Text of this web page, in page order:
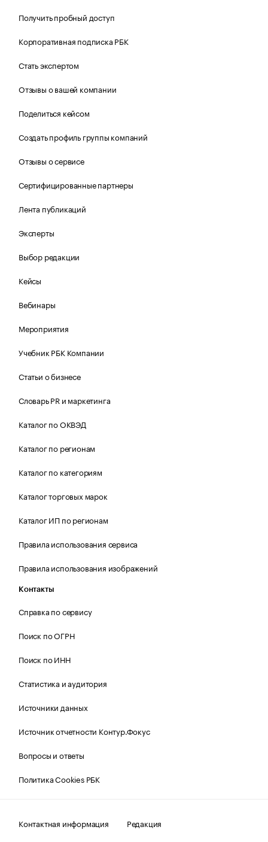
Получить пробный доступ
Корпоративная подписка РБК
Стать экспертом
Отзывы о вашей компании
Поделиться кейсом
Создать профиль группы компаний
Отзывы о сервисе
Сертифицированные партнеры
Лента публикаций
Эксперты
Выбор редакции
Кейсы
Вебинары
Мероприятия
Учебник РБК Компании
Статьи о бизнесе
Словарь PR и маркетинга
Каталог по ОКВЭД
Каталог по регионам
Каталог по категориям
Каталог торговых марок
Каталог ИП по регионам
Правила использования сервиса
Правила использования изображений
Контакты
Справка по сервису
Поиск по ОГРН
Поиск по ИНН
Статистика и аудитория
Источники данных
Источник отчетности Контур.Фокус
Вопросы и ответы
Политика Cookies РБК
Контактная информация
Редакция